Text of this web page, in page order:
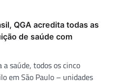
QGA acredita todas as
de saúde com
saúde, todos os cinco
em São Paulo – unidades